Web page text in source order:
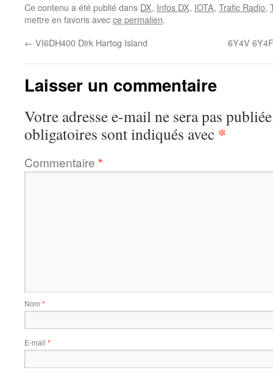
Ce contenu a été publié dans DX, Infos DX, IOTA, Trafic Radio,
mettre en favoris avecce permalien.
← VI6DH400 Dirk Hartog Island 6Y4V
Laisser un commentaire
Votre adresse e-mail ne sera pas
obligatoires sont indiqués avec *
Commentaire *
Nom *
E-mail *